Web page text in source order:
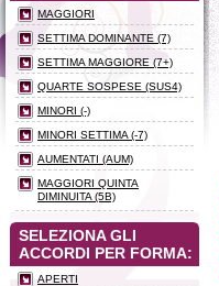
MAGGIORI
SETTIMA DOMINANTE (7)
SETTIMA MAGGIORE (7+)
QUARTE SOSPESE (SUS4)
MINORI (-)
MINORI SETTIMA (-7)
AUMENTATI (AUM)
MAGGIORI QUINTA
DIMINUITA (5B)
SELEZIONA GLI
ACCORDI PER FORMA:
APERTI